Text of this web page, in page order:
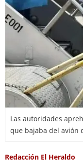
Las autoridades
que bajaba del avión
Redacción El Heraldo